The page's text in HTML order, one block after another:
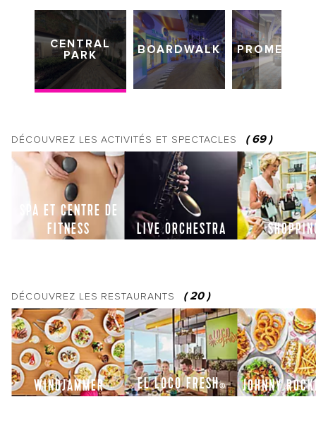
CENTRAL
PARK
BOARDWALK
DÉCOUVREZ LES ACTIVITÉS ET SPECTACLES (69)
SPA ET CENTRE DE
FITNESS
LIVE ORCHESTRA
DÉCOUVREZ LES RESTAURANTS (20)
WINDJAMMER EL LOCO FRESH® JOHNNY